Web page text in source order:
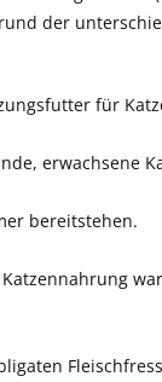
der
für
erwachsene
bereitstehen.
Katzennahrung